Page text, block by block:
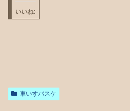
いいね:
車いすバスケ